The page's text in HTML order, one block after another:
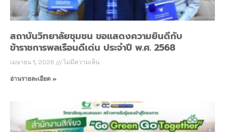
สถาบันวิทยาลัยชุมชน ขอแสดงความยินดีกับ
ข้าราชการพลเรือนดีเด่น ประจำปี พ.ศ. 2568
เมษายน 1, 2026 ไม่มีความเห็น
อ่านรายละเอียด »